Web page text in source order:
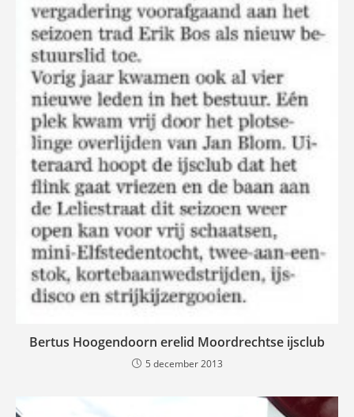
Bertus Hoogendoorn erelid Moordrechtse ijsclub
5 december 2013